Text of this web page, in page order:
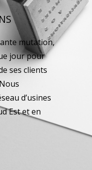
mutation,
jour pour
ses clients
d’usines
Est et en